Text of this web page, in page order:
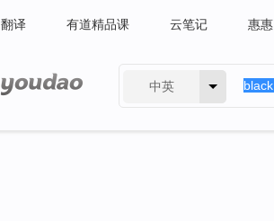
翻译 有道精品课 云笔记 惠惠
中英